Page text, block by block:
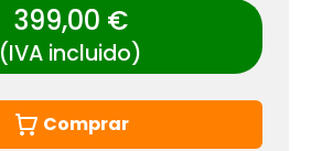
399,00 €
(IVA incluido)
Comprar